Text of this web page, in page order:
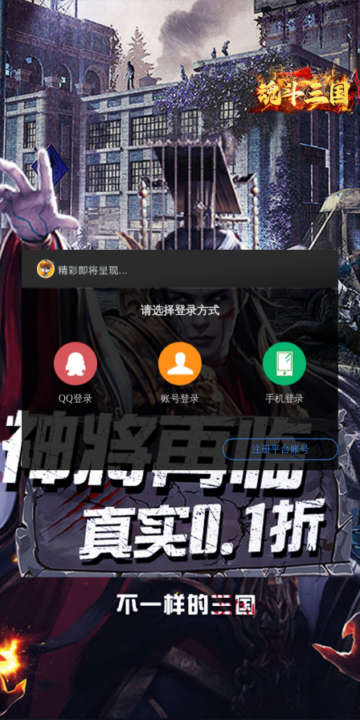
请选择登录方式
QQ登录 账号登录 手机登录
注册平台账号